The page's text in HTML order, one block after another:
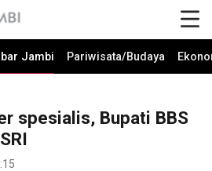
Jambi Pariwisata/Budaya
spesialis, Bupati BBS